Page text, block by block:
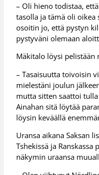
– Oli hieno todistaa,
tasolla ja tämä oli
osoitin jo, että pystyn
pystyväni olemaan
Mäkitalo löysi pelistään
– Tasaisuutta toivoisin
mielestäni joulun
mutta sitten saattoi
Ainahan sitä löytää
löysin keväällä
Uransa aikana Saksan
Tshekissä ja
näkymin uraansa